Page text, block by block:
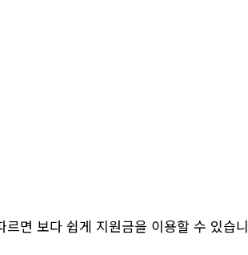
면 보다 쉽게 지원금을 이용할 수 있습니